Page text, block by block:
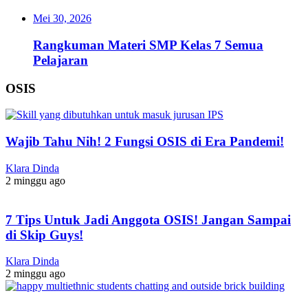
Mei 30, 2026
Rangkuman Materi SMP Kelas 7 Semua
Pelajaran
OSIS
Wajib Tahu Nih! 2 Fungsi OSIS di Era Pandemi!
Klara Dinda
2 minggu ago
7 Tips Untuk Jadi Anggota OSIS! Jangan Sampai
di Skip Guys!
Klara Dinda
2 minggu ago